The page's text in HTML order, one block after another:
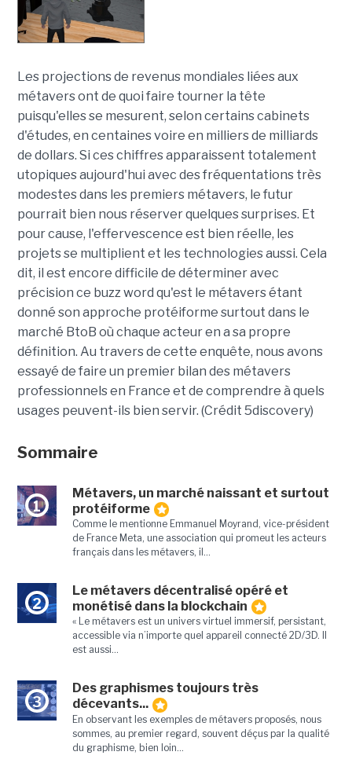
Les projections de revenus mondiales liées aux
métavers ont de quoi faire tourner la tête
puisqu'elles se mesurent, selon certains cabinets
d'études, en centaines voire en milliers de milliards
de dollars. Si ces chiffres apparaissent totalement
utopiques aujourd'hui avec des fréquentations très
modestes dans les premiers métavers, le futur
pourrait bien nous réserver quelques surprises. Et
pour cause, l'effervescence est bien réelle, les
projets se multiplient et les technologies aussi. Cela
dit, il est encore difficile de déterminer avec
précision ce buzz word qu'est le métavers étant
donné son approche protéiforme surtout dans le
marché BtoB où chaque acteur en a sa propre
définition. Au travers de cette enquête, nous avons
essayé de faire un premier bilan des métavers
professionnels en France et de comprendre à quels
usages peuvent-ils bien servir. (Crédit 5discovery)
Sommaire
1
Métavers, un marché naissant et surtout
protéiforme
Comme le mentionne Emmanuel Moyrand, vice-président
de France Meta, une association qui promeut les acteurs
français dans les métavers, il...
2
Le métavers décentralisé opéré et
monétisé dans la blockchain
« Le métavers est un univers virtuel immersif, persistant,
accessible via n’importe quel appareil connecté 2D/3D. Il
est aussi...
3
Des graphismes toujours très
décevants...
En observant les exemples de métavers proposés, nous
sommes, au premier regard, souvent déçus par la qualité
du graphisme, bien loin...